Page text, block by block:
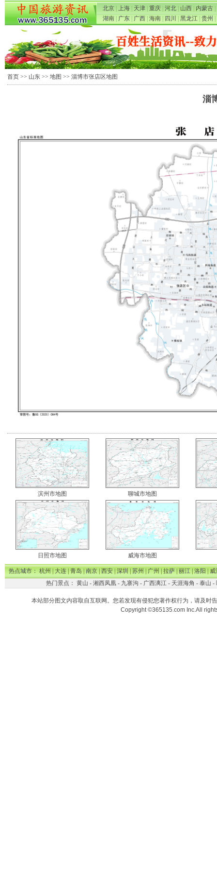
北京 上海 天津 重庆 河北 山西 内蒙古
湖南
广东 广西 海南 四川 黑龙江 贵州
首页 >> 山东 >> 地图 >> 淄博市张店区地图
淄
滨州市地图 聊城市地图
日照市地图 威海市地图
热点城市：杭州|大连|青岛|南京|西安|深圳|苏州|广州|拉萨|丽江|洛阳|威
热门景点： 黄山 - 湘西凤凰- 九寨沟 - 广西漓江- 天涯海角 - 泰山 -
本站部分图文内容取自互联网。您若发现有侵犯您著作权行为，请及时
Copyright ©365135.com Inc.All